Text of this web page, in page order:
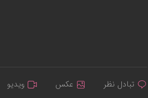
تبادل نظر عکس ویدیو